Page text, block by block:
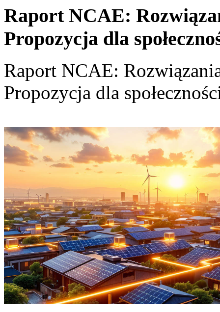
Raport NCAE:
Propozycja dla
Raport NCAE:
Propozycja dla